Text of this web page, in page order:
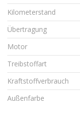
Kilometerstand
Übertragung
Motor
Treibstoffart
Kraftstoffverbrauch
Außenfarbe